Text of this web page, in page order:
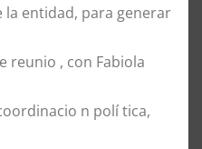
entidad, para generar
reunio , con Fabiola
n polí tica,